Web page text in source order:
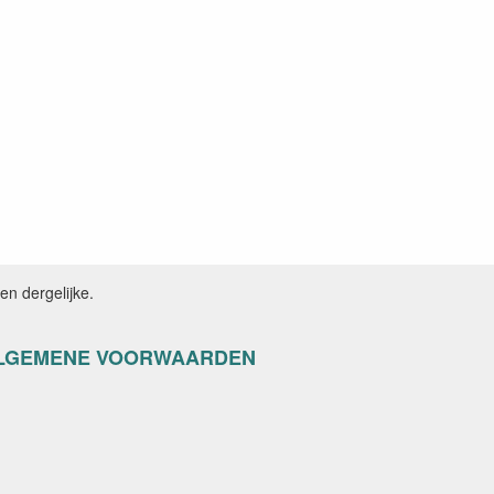
dergelijke.
VOORWAARDEN